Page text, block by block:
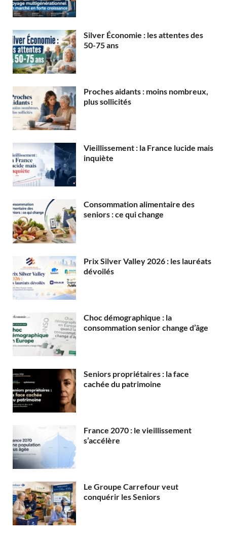
Silver Économie : les attentes des
50-75 ans
Proches aidants : moins nombreux,
plus sollicités
Vieillissement : la France lucide mais
inquiète
Consommation alimentaire des
seniors : ce qui change
Prix Silver Valley 2026 : les lauréats
dévoilés
Choc démographique : la
consommation senior change d’âge
Seniors propriétaires : la face
cachée du patrimoine
France 2070 : le vieillissement
s’accélère
Le Groupe Carrefour veut
conquérir les Seniors